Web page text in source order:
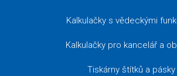
Kalkulačky s vědeckými
Kalkulačky pro kancelář a
Tiskárny štítků a pásky